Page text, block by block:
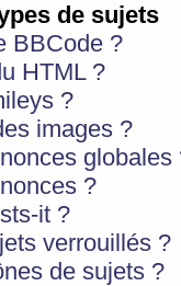
de sujets
BBCode ?
HTML ?
?
images ?
globales
?
it ?
verrouillés ?
de sujets ?